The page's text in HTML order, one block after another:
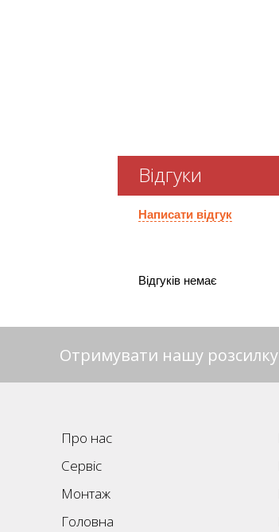
Відгуки
Написати відгук
Відгуків немає
Отримувати нашу розсилку
Про нас
Сервіс
Монтаж
Головна